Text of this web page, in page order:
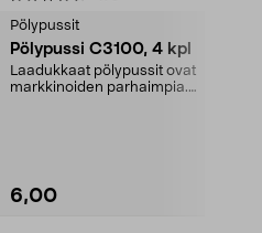
Pölypussit
Pölypussi C3100, 4 kpl
Laadukkaat pölypussit ovat
markkinoiden parhaimpia.
6,00